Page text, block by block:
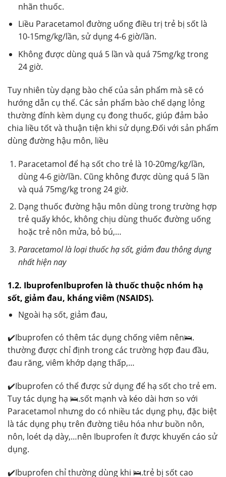
nhãn thuốc.
Liều Paracetamol đường uống điều trị trẻ bị sốt là
10-15mg/kg/lần, sử dụng 4-6 giờ/lần.
Không được dùng quá 5 lần và quá 75mg/kg trong
24 giờ.
Tuy nhiên tùy dạng bào chế của sản phẩm mà sẽ có
hướng dẫn cụ thể. Các sản phẩm bào chế dạng lỏng
thường đính kèm dụng cụ đong thuốc, giúp đảm bảo
chia liều tốt và thuận tiện khi sử dụng.Đối với sản phẩm
dùng đường hậu môn, liều
Paracetamol để hạ sốt cho trẻ là 10-20mg/kg/lần,
dùng 4-6 giờ/lần. Cũng không được dùng quá 5 lần
và quá 75mg/kg trong 24 giờ.
Dạng thuốc đường hậu môn dùng trong trường hợp
trẻ quấy khóc, không chịu dùng thuốc đường uống
hoặc trẻ nôn mửa, bỏ bú,…
Paracetamol là loại thuốc hạ sốt, giảm đau thông dụng
nhất hiện nay
1.2. IbuprofenIbuprofen là thuốc thuộc nhóm hạ
sốt, giảm đau, kháng viêm (NSAIDS).
Ngoài hạ sốt, giảm đau,
✔️Ibuprofen có thêm tác dụng chống viêm nên🛌.
thường được chỉ định trong các trường hợp đau đầu,
đau răng, viêm khớp dạng thấp,…
✔️Ibuprofen có thể được sử dụng để hạ sốt cho trẻ em.
Tuy tác dụng hạ 🛌.sốt mạnh và kéo dài hơn so với
Paracetamol nhưng do có nhiều tác dụng phụ, đặc biệt
là tác dụng phụ trên đường tiêu hóa như buồn nôn,
nôn, loét dạ dày,…nên Ibuprofen ít được khuyến cáo sử
dụng.
✔️Ibuprofen chỉ thường dùng khi 🛌.trẻ bị sốt cao